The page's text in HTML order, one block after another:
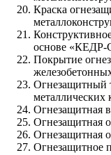
Краска
основе
Покрытие
Огнезащитный
Огнезащитная
Огнезащитная
Огнезащитная
Огнезащитное